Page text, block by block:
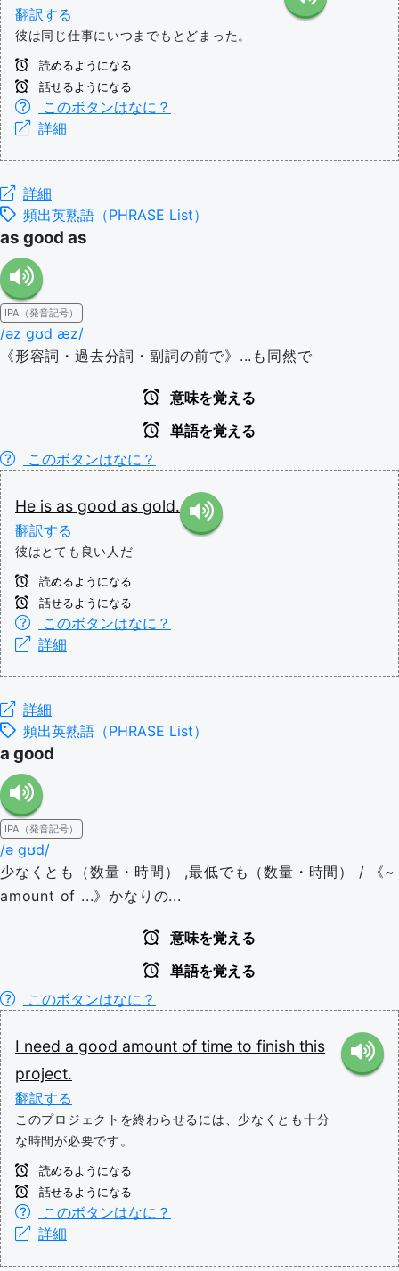
翻訳する
彼は同じ仕事にいつまでもとどまった。
読めるようになる
話せるようになる
このボタンはなに？
詳細
詳細
頻出英熟語（PHRASE List）
as good as
IPA（発音記号）
/əz ɡʊd æz/
《形容詞・過去分詞・副詞の前で》...も同然で
意味を覚える
単語を覚える
このボタンはなに？
He is as good as gold.
翻訳する
彼はとても良い人だ
読めるようになる
話せるようになる
このボタンはなに？
詳細
詳細
頻出英熟語（PHRASE List）
a good
IPA（発音記号）
/ə ɡʊd/
少なくとも（数量・時間） ,最低でも（数量・時間） / 《~
amount of ...》かなりの...
意味を覚える
単語を覚える
このボタンはなに？
I need a good amount of time to finish this
project.
翻訳する
このプロジェクトを終わらせるには、少なくとも十分
な時間が必要です。
読めるようになる
話せるようになる
このボタンはなに？
詳細